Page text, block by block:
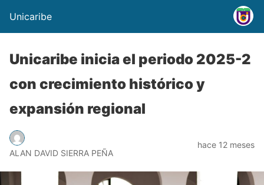
Unicaribe
Unicaribe inicia el periodo 2025-2
con crecimiento histórico y
expansión regional
ALAN DAVID SIERRA PEÑA
hace 12 meses